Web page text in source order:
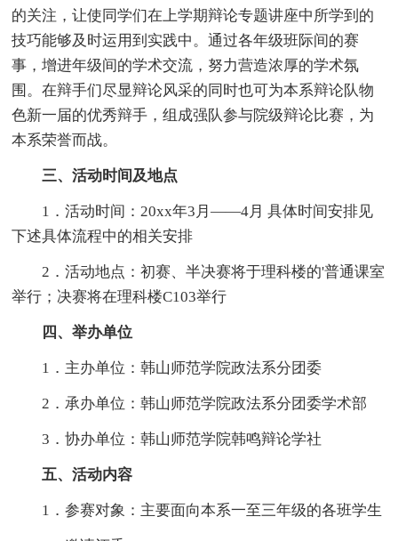
的关注，让使同学们在上学期辩论专题讲座中所学到的
技巧能够及时运用到实践中。通过各年级班际间的赛
事，增进年级间的学术交流，努力营造浓厚的学术氛
围。在辩手们尽显辩论风采的同时也可为本系辩论队物
色新一届的优秀辩手，组成强队参与院级辩论比赛，为
本系荣誉而战。
三、活动时间及地点
1．活动时间：20xx年3月——4月 具体时间安排见
下述具体流程中的相关安排
2．活动地点：初赛、半决赛将于理科楼的'普通课室
举行；决赛将在理科楼C103举行
四、举办单位
1．主办单位：韩山师范学院政法系分团委
2．承办单位：韩山师范学院政法系分团委学术部
3．协办单位：韩山师范学院韩鸣辩论学社
五、活动内容
1．参赛对象：主要面向本系一至三年级的各班学生